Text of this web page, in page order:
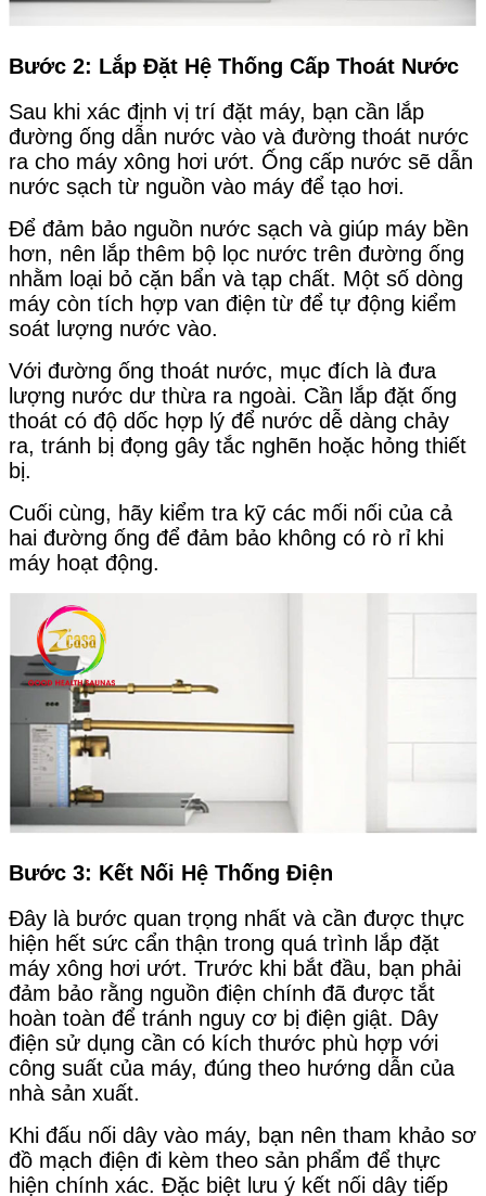
Bước 2: Lắp Đặt Hệ Thống Cấp Thoát Nước
Sau khi xác định vị trí đặt máy, bạn cần lắp
đường ống dẫn nước vào và đường thoát nước
ra cho máy xông hơi ướt. Ống cấp nước sẽ dẫn
nước sạch từ nguồn vào máy để tạo hơi.
Để đảm bảo nguồn nước sạch và giúp máy bền
hơn, nên lắp thêm bộ lọc nước trên đường ống
nhằm loại bỏ cặn bẩn và tạp chất. Một số dòng
máy còn tích hợp van điện từ để tự động kiểm
soát lượng nước vào.
Với đường ống thoát nước, mục đích là đưa
lượng nước dư thừa ra ngoài. Cần lắp đặt ống
thoát có độ dốc hợp lý để nước dễ dàng chảy
ra, tránh bị đọng gây tắc nghẽn hoặc hỏng thiết
bị.
Cuối cùng, hãy kiểm tra kỹ các mối nối của cả
hai đường ống để đảm bảo không có rò rỉ khi
máy hoạt động.
Bước 3: Kết Nối Hệ Thống Điện
Đây là bước quan trọng nhất và cần được thực
hiện hết sức cẩn thận trong quá trình lắp đặt
máy xông hơi ướt. Trước khi bắt đầu, bạn phải
đảm bảo rằng nguồn điện chính đã được tắt
hoàn toàn để tránh nguy cơ bị điện giật. Dây
điện sử dụng cần có kích thước phù hợp với
công suất của máy, đúng theo hướng dẫn của
nhà sản xuất.
Khi đấu nối dây vào máy, bạn nên tham khảo sơ
đồ mạch điện đi kèm theo sản phẩm để thực
hiện chính xác. Đặc biệt lưu ý kết nối dây tiếp